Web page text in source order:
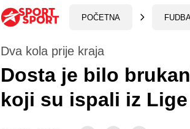
POČETNA
Dva kola prije kraja
Dosta je bilo
koji su ispali iz